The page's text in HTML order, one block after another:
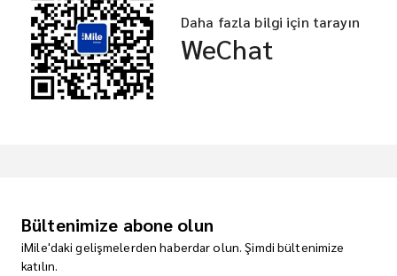
Daha fazla bilgi için tarayın
WeChat
Bültenimize abone olun
iMile'daki gelişmelerden haberdar olun. Şimdi bültenimize
katılın.